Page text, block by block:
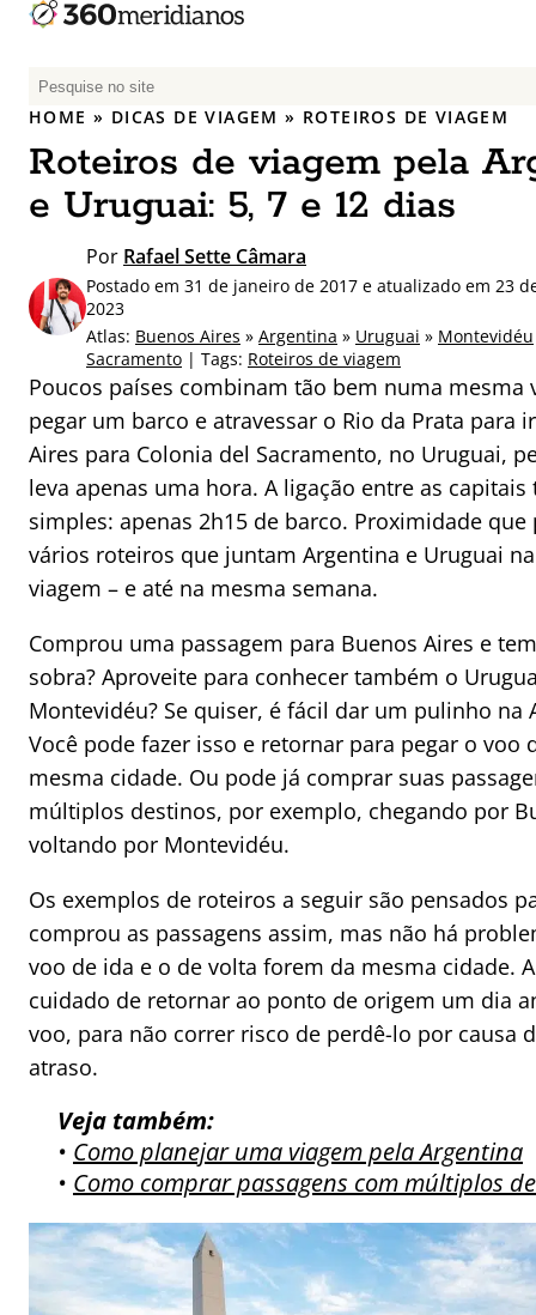
P
e
q
u
i
a
r
p
r
:
HOME » DICAS DE VIAGEM » ROTEIROS DE VIAGEM
Roteiros de viagem pela
e Uruguai: 5, 7 e 12 dias
Por Rafael Sette Câmara
Postado em 31 de janeiro de 2017 e atualizado em 23
2023
Atlas: Buenos Aires » Argentina » Uruguai » Montevidéu
Sacramento | Tags: Roteiros de viagem
Poucos países combinam tão bem numa mesma
pegar um barco e atravessar o Rio da Prata para
Aires para Colonia del Sacramento, no Uruguai,
leva apenas uma hora. A ligação entre as capitais
simples: apenas 2h15 de barco. Proximidade que
vários roteiros que juntam Argentina e Uruguai
viagem – e até na mesma semana.
Comprou uma passagem para Buenos Aires e
sobra? Aproveite para conhecer também o
Montevidéu? Se quiser, é fácil dar um pulinho na
Você pode fazer isso e retornar para pegar o voo
mesma cidade. Ou pode já comprar suas
múltiplos destinos, por exemplo, chegando por
voltando por Montevidéu.
Os exemplos de roteiros a seguir são pensados
comprou as passagens assim, mas não há
voo de ida e o de volta forem da mesma cidade.
cuidado de retornar ao ponto de origem um dia
voo, para não correr risco de perdê-lo por causa
atraso.
Veja também:
• Como planejar uma viagem pela Argentina
• Como comprar passagens com múltiplos